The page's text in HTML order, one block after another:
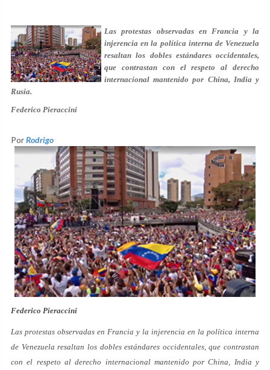
Las protestas observadas en Francia y la
injerencia en la política interna de Venezuela
resaltan los dobles estándares occidentales,
que contrastan con el respeto al derecho
internacional mantenido por China, India y
Rusia.
Federico Pieraccini
PorRodrigo
Federico Pieraccini
Las protestas observadas en Francia y la injerencia en la política interna
de Venezuela resaltan los dobles estándares occidentales, que contrastan
con el respeto al derecho internacional mantenido por China, India y